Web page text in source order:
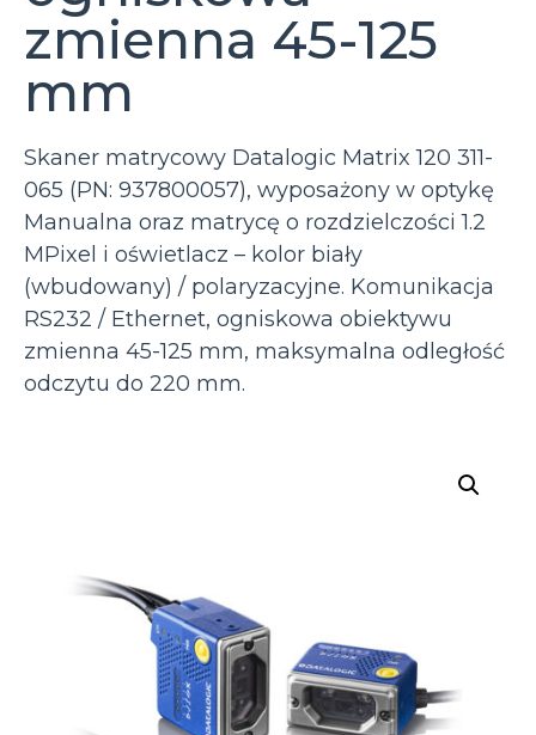
zmienna 45-125
mm
Skaner matrycowy Datalogic Matrix 120 311-
065 (PN: 937800057), wyposażony w optykę
Manualna oraz matrycę o rozdzielczości 1.2
MPixel i oświetlacz – kolor biały
(wbudowany) / polaryzacyjne. Komunikacja
RS232 / Ethernet, ogniskowa obiektywu
zmienna 45-125 mm, maksymalna odległość
odczytu do 220 mm.